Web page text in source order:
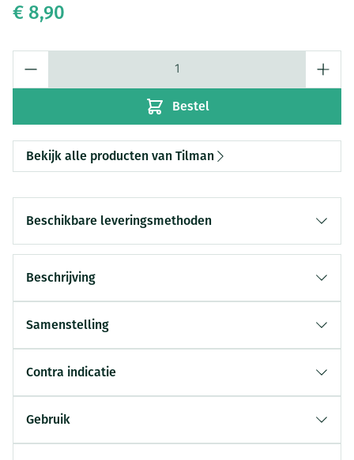
€ 8,90
Bestel
Bekijk alle producten van Tilman
Beschikbare leveringsmethoden
Beschrijving
Samenstelling
Contra indicatie
Gebruik